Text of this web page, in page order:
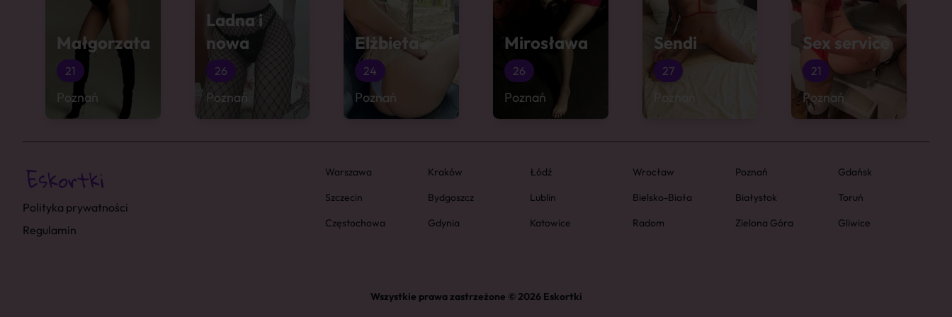
Małgorzata
21
Poznań
Ladna i
nowa
26
Poznań
Elżbieta
24
Poznań
Mirosława
26
Poznań
Sendi
27
Poznań
Sex service
21
Poznań
Polityka prywatności
Regulamin
Warszawa Kraków Łódź Wrocław Poznań
Gdańsk
Szczecin
Bydgoszcz Lublin Bielsko-Biała Białystok
Toruń
Częstochowa
Gdynia Katowice Radom Zielona Góra Gliwice
Wszystkie prawa zastrzeżone © 2026 Eskortki